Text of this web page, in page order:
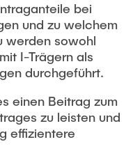
bei
und zu welchem
werden sowohl
I-Trägern als
durchgeführt.
einen Beitrag zum
zu leisten und
effizientere